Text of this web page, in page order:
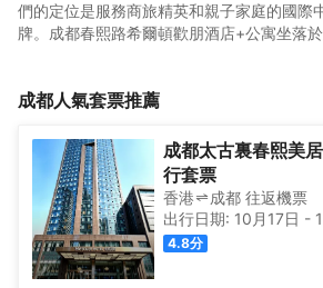
們的定位是服務商旅精英和親子家庭的國際
牌。成都春熙路希爾頓歡朋酒店+公寓坐落
熙路商業區、天府廣場、IFS、遠洋太古裏
邊有地鐵站2號線、3號線、4號線市二醫院
簡約，強調以人為本的設計理念，將功能實
結合。環境優雅，追求國際化品味與風格，
顧客在旅途中感受到親朋的温暖，温馨舒適
議室、樂動健身房以及口味純正的健康格調餐廳…… 貼
為更懂你，希爾頓歡朋，讓你的每一次入住
簡單！
希爾頓歡朋 (Hampton by Hilton) 是希爾頓
牌。成都春熙路希爾頓歡朋酒店+公寓坐落
心，距離成都火車北站僅20分鐘車程，雙流
邊有地鐵站2號線、3號線、4號線市二醫院
出發前往成都各個熱門景點及交通樞紐均十
簡約，強調以人為本的設計理念，將功能實
結合。環境優雅，追求國際化品味與風格，
顧客在旅途中感受到親朋的温暖，温馨舒適
議室、樂動健身房以及口味純正的健康格調
成都人氣套票推薦
成都太古裏春熙美
行套票
香港 成都 往返機票
出行日期: 10月17日 -
4.8分